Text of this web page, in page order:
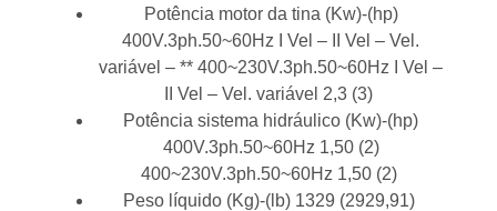
Potência motor da tina (Kw)-(hp)
400V.3ph.50~60Hz I Vel – II Vel – Vel.
variável – ** 400~230V.3ph.50~60Hz I Vel –
II Vel – Vel. variável 2,3 (3)
Potência sistema hidráulico (Kw)-(hp)
400V.3ph.50~60Hz 1,50 (2)
400~230V.3ph.50~60Hz 1,50 (2)
Peso líquido (Kg)-(lb) 1329 (2929,91)